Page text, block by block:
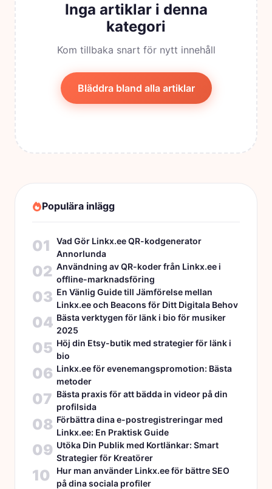
Inga artiklar i denna
kategori
Kom tillbaka snart för nytt innehåll
Bläddra bland alla artiklar
Populära inlägg
01
Vad Gör Linkx.ee QR-kodgenerator
Annorlunda
02 Användning av QR-koder från Linkx.ee i
offline-marknadsföring
03 En Vänlig Guide till Jämförelse mellan
Linkx.ee och Beacons för Ditt Digitala Behov
04 Bästa verktygen för länk i bio för musiker
2025
05 Höj din Etsy-butik med strategier för länk i
bio
06 Linkx.ee för evenemangspromotion: Bästa
metoder
07 Bästa praxis för att bädda in videor på din
profilsida
08 Förbättra dina e-postregistreringar med
Linkx.ee: En Praktisk Guide
09 Utöka Din Publik med Kortlänkar: Smart
Strategier för Kreatörer
10
Hur man använder Linkx.ee för bättre SEO
på dina sociala profiler